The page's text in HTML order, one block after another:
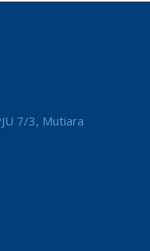
7/3, Mutiara